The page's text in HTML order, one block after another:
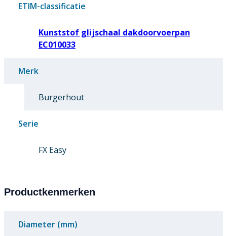
ETIM-classificatie
Kunststof glijschaal dakdoorvoerpan
EC010033
Merk
Burgerhout
Serie
FX Easy
Productkenmerken
Diameter (mm)